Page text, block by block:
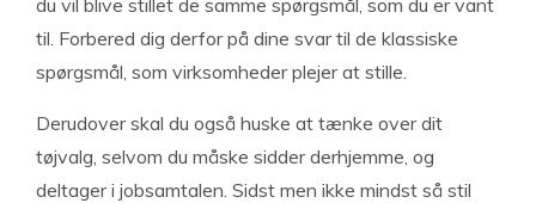
du vil blive stillet de samme spørgsmål, som du er vant
til. Forbered dig derfor på dine svar til de klassiske
spørgsmål, som virksomheder plejer at stille.
Derudover skal du også huske at tænke over dit
tøjvalg, selvom du måske sidder derhjemme, og
deltager i jobsamtalen. Sidst men ikke mindst så stil